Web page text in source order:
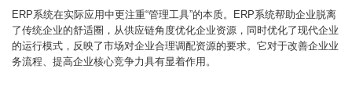
ERP系统在实际应用中更注重“管理工具”的本质。ERP系统帮助企业脱离
了传统企业的舒适圈，从供应链角度优化企业资源，同时优化了现代企业
的运行模式，反映了市场对企业合理调配资源的要求。它对于改善企业业
务流程、提高企业核心竞争力具有显着作用。